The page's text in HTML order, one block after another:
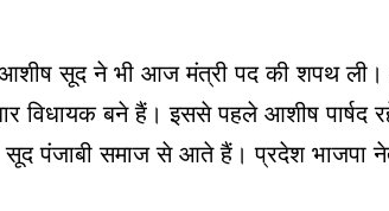
सूद ने भी आज मंत्री पद की शपथ
विधायक बने हैं। इससे पहले आशीष पार्षद
सूद पंजाबी समाज से आते हैं। प्रदेश भाजपा